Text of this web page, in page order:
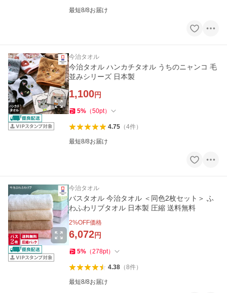
最短8/8お届け
今治タオル
今治タオル ハンカチタオル うちのニャンコ 毛
並みシリーズ 日本製
1,100円
5% （50pt）
4.75（4件）
最短8/8お届け
今治タオル
バスタオル 今治タオル ＜同色2枚セット＞ ふ
わふわリブタオル 日本製 圧縮 送料無料
2%OFF価格
6,072円
5% （278pt）
4.38（8件）
最短8/8お届け